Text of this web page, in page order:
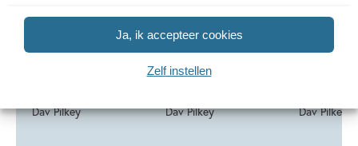
Ja, ik accepteer cookies
Zelf instellen
Dav Pilkey
Dog Man 13 –
Dog Man en de
Dav Pilkey
Dog
Dav Pilkey